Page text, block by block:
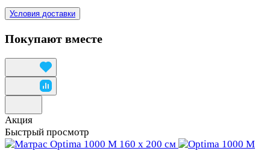
Условия доставки
Покупают вместе
Акция
Быстрый просмотр